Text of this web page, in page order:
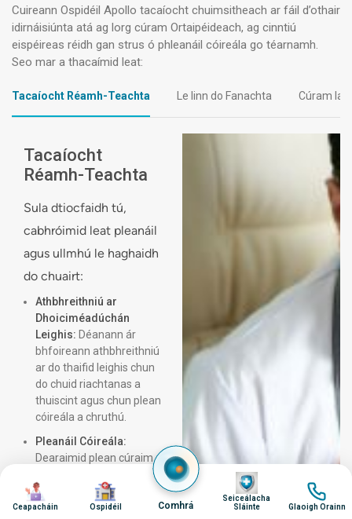
Measúnú críochnúil ar an limistéar difear
Measúnú ar shoghluaisteacht agus ar neart
Aithint pointe pian
Anailís gait más gá
Scrúdú matánchnámharlaigh ar an iomlán
X-ghathanna le haghaidh anailíse ar
struchtúr cnámh
Scanadh MRI nó CT más gá
Tástálacha fola nuair is gá
Measúnuithe ortaipéideacha speisialaithe
Anailís gait agus gluaiseachta
Measúnú Riosca
Meastóireacht ar do riocht ortaipéideach
Measúnú ar riachtanais máinliachta
Anailís ar roghanna cóireála
Fachtóirí stíl mhaireachtála a bhreithniú
Athbhreithniú ar aimhréidh fhéideartha
Pleanáil Cóireála
Plé ar na roghanna cóireála go léir
Míniú ar nósanna imeachta molta
Cuireann Ospidéil Apollo tacaíocht chuimsitheach ar fáil d’othair
idirnáisiúnta atá ag lorg cúram Ortaipéideach, ag cinntiú
eispéireas réidh gan strus ó phleanáil cóireála go téarnamh.
Seo mar a thacaímid leat:
Tacaíocht Réamh-Teachta Le linn do Fanachta Cúram
Tacaíocht
Réamh-Teachta
Sula dtiocfaidh tú,
cabhróimid leat pleanáil
agus ullmhú le haghaidh
do chuairt:
Athbhreithniú ar
Dhoiciméadúchán
Leighis: Déanann ár
bhfoireann athbhreithniú
ar do thaifid leighis chun
do chuid riachtanas a
thuiscint agus chun plean
cóireála a chruthú.
Pleanáil Cóireála:
Dearaimid plean cúraim
oiriúnaithe do do riocht
gastraenterolaíoch ar
Íomha
Ceapacháin
Íomha
Ospidéil Comhrá
Íomha
Seiceálacha
Sláinte
Íomha
Glaoigh Orainn